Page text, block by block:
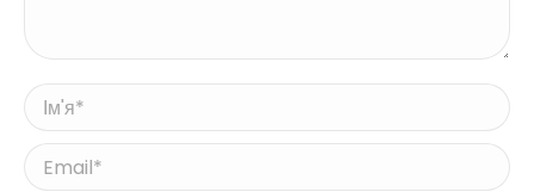
Ім'я *
Email *